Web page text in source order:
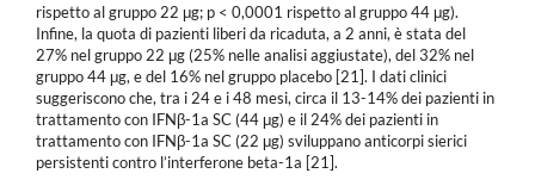
rispetto al gruppo 22 μg; p < 0,0001 rispetto al gruppo 44 μg).
Infine, la quota di pazienti liberi da ricaduta, a 2 anni, è stata del
27% nel gruppo 22 μg (25% nelle analisi aggiustate), del 32% nel
gruppo 44 μg, e del 16% nel gruppo placebo [21]. I dati clinici
suggeriscono che, tra i 24 e i 48 mesi, circa il 13-14% dei pazienti in
trattamento con IFNβ-1a SC (44 μg) e il 24% dei pazienti in
trattamento con IFNβ-1a SC (22 μg) sviluppano anticorpi sierici
persistenti contro l’interferone beta-1a [21].